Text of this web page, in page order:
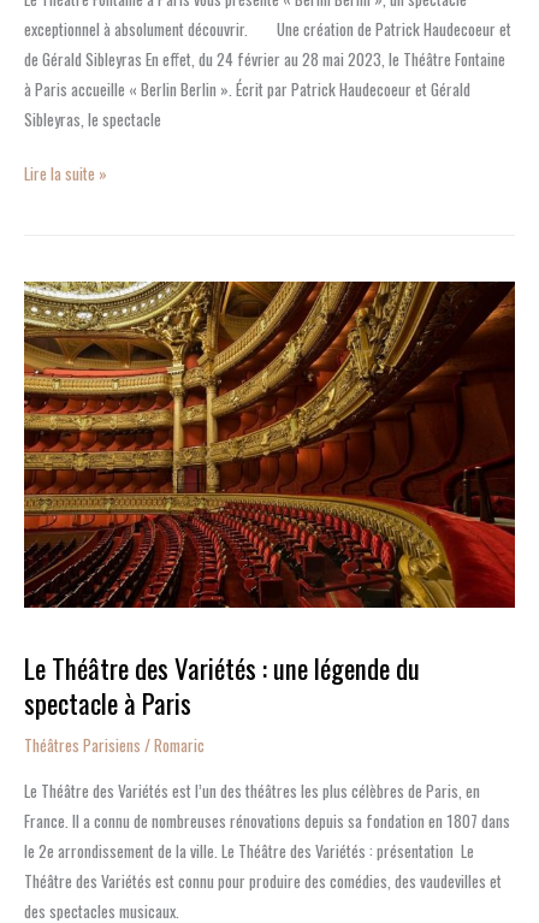
exceptionnel à absolument découvrir. Une création de Patrick Haudecoeur et
de Gérald Sibleyras En effet, du 24 février au 28 mai 2023, le Théâtre Fontaine
à Paris accueille « Berlin Berlin ». Écrit par Patrick Haudecoeur et Gérald
Sibleyras, le spectacle
Lire la suite »
Le Théâtre des Variétés : une légende du
spectacle à Paris
Théâtres Parisiens /Romaric
Le Théâtre des Variétés est l’un des théâtres les plus célèbres de Paris, en
France. Il a connu de nombreuses rénovations depuis sa fondation en 1807 dans
le 2e arrondissement de la ville. Le Théâtre des Variétés : présentation Le
Théâtre des Variétés est connu pour produire des comédies, des vaudevilles et
des spectacles musicaux.
Le
Théâtre
des
Variétés
:
une
légende
du
spectacle
à
Paris